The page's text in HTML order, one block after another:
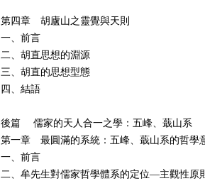
第四章 胡廬山之靈覺與天則
一、前言
二、胡直思想的淵源
三、胡直的思想型態
四、結語
後篇 儒家的天人合一之學：五峰、蕺山系
第一章 最圓滿的系統：五峰、蕺山系的哲學
一、前言
二、牟先生對儒家哲學體系的定位—主觀性原